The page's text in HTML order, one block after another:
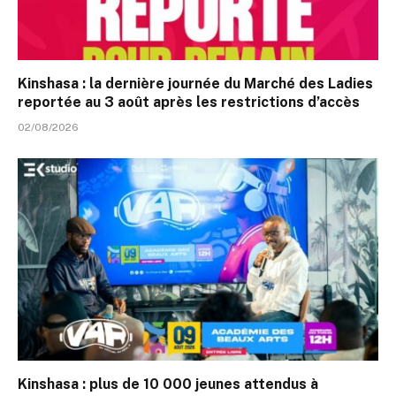
Kinshasa : la dernière journée du Marché des Ladies
reportée au 3 août après les restrictions d’accès
02/08/2026
Kinshasa : plus de 10 000 jeunes attendus à